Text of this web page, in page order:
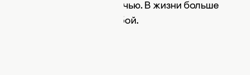
за малейшей мелочью. В жизни больше
готовы устремиться в бой.